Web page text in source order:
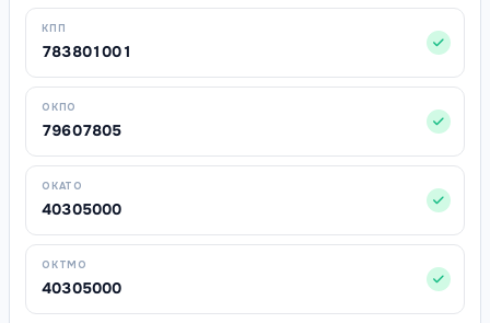
КПП
783801001
ОКПО
79607805
ОКАТО
40305000
ОКТМО
40305000